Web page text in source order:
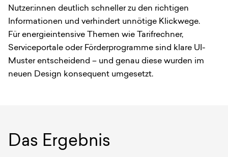
Nutzer:innen deutlich schneller zu den richtigen
Informationen und verhindert unnötige Klickwege.
Für energieintensive Themen wie Tarifrechner,
Serviceportale oder Förderprogramme sind klare UI-
Muster entscheidend – und genau diese wurden im
neuen Design konsequent umgesetzt.
Das Ergebnis